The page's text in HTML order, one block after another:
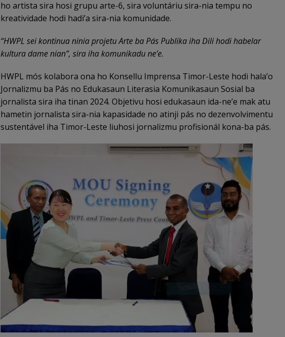
ho artista sira hosi grupu arte-6, sira voluntáriu sira-nia tempu no
kreatividade hodi hadi’a sira-nia komunidade.
“HWPL sei kontinua ninia projetu Arte ba Pás Publika iha Dili hodi habelar
kultura dame nian”, sira iha komunikadu ne’e.
HWPL mós kolabora ona ho Konsellu Imprensa Timor-Leste hodi hala’o
Jornalizmu ba Pás no Edukasaun Literasia Komunikasaun Sosial ba
jornalista sira iha tinan 2024. Objetivu hosi edukasaun ida-ne’e mak atu
hametin jornalista sira-nia kapasidade no atinji pás no dezenvolvimentu
sustentável iha Timor-Leste liuhosi jornalizmu profisionál kona-ba pás.